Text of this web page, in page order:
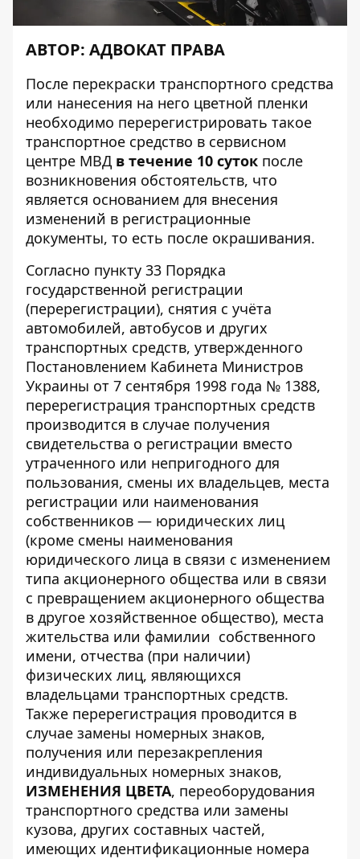
АВТОР: АДВОКАТ ПРАВА
После перекраски транспортного средства
или нанесения на него цветной пленки
необходимо перерегистрировать такое
транспортное средство в сервисном
центре МВД в течение 10 суток после
возникновения обстоятельств, что
является основанием для внесения
изменений в регистрационные
документы, то есть после окрашивания.
Согласно пункту 33 Порядка
государственной регистрации
(перерегистрации), снятия с учёта
автомобилей, автобусов и других
транспортных средств, утвержденного
Постановлением Кабинета Министров
Украины от 7 сентября 1998 года № 1388,
перерегистрация транспортных средств
производится в случае получения
свидетельства о регистрации вместо
утраченного или непригодного для
пользования, смены их владельцев, места
регистрации или наименования
собственников — юридических лиц
(кроме смены наименования
юридического лица в связи с изменением
типа акционерного общества или в связи
с превращением акционерного общества
в другое хозяйственное общество), места
жительства или фамилии собственного
имени, отчества (при наличии)
физических лиц, являющихся
владельцами транспортных средств.
Также перерегистрация проводится в
случае замены номерных знаков,
получения или перезакрепления
индивидуальных номерных знаков,
ИЗМЕНЕНИЯ ЦВЕТА, переоборудования
транспортного средства или замены
кузова, других составных частей,
имеющих идентификационные номера